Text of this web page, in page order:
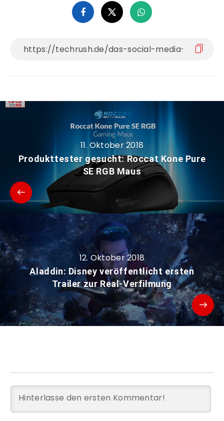
11. Oktober 2018
Produkttester gesucht: Roccat Kone Pure
SE RGB Maus
12. Oktober 2018
Aladdin: Disney veröffentlicht ersten
Trailer zur Real-Verfilmung